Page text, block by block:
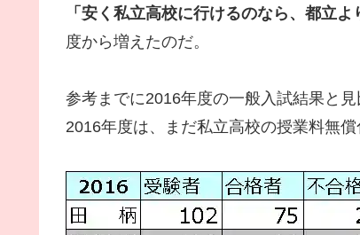
「安く私立高校に行けるのなら、都立
度から増えたのだ。
参考までに2016年度の一般入試結果と見
2016年度は、まだ私立高校の授業料無償